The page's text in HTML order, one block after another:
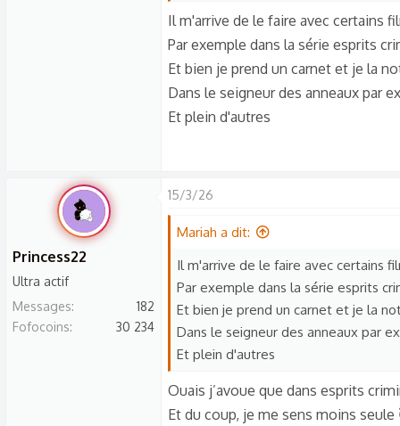
Il m'arrive de le faire avec certains
Par exemple dans la série esprits
Et bien je prend un carnet et je la
Dans le seigneur des anneaux par
Et plein d'autres
Princess22
Ultra actif
Messages
182
Fofocoins
30 234
15/3/26
Mariah a dit:
Il m'arrive de le faire avec certains
Par exemple dans la série esprits
Et bien je prend un carnet et je la
Dans le seigneur des anneaux par
Et plein d'autres
Ouais j’avoue que dans esprits
Et du coup, je me sens moins seule